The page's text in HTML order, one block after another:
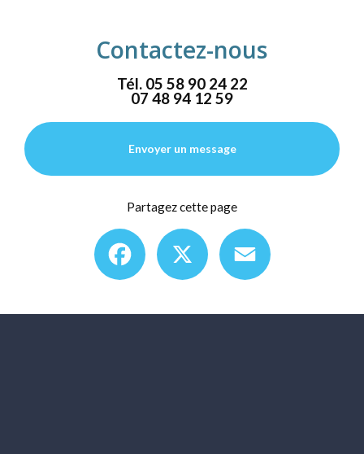
Contactez-nous
Tél. 05 58 90 24 22
07 48 94 12 59
Envoyer un message
Partagez cette page
Facebook